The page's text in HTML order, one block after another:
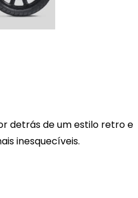
detrás de um estilo retro e
inesquecíveis.